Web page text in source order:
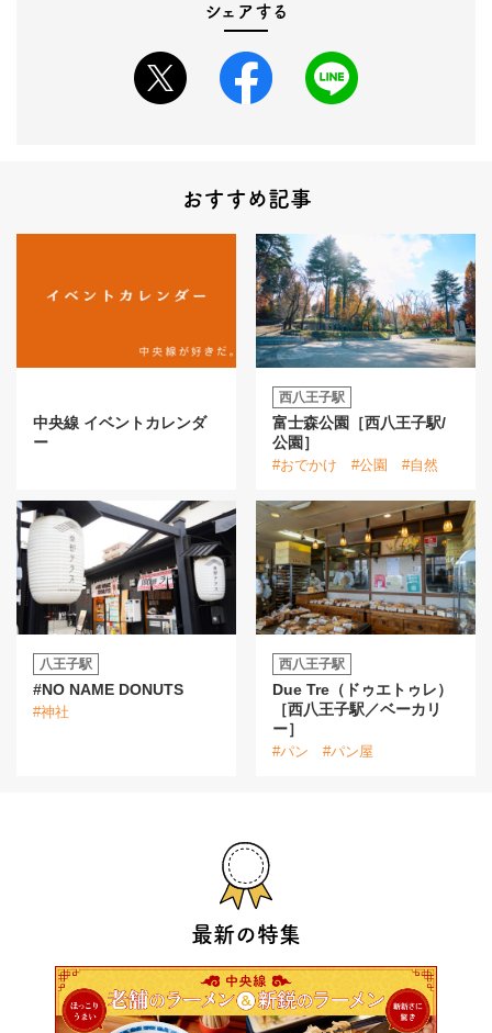
シェアする
最新の特集
おすすめ記事
中央線 イベントカレンダ
ー
西八王子駅
富士森公園［西八王子駅/
公園］
#おでかけ #公園 #自然
八王子駅
#NO NAME DONUTS
#神社
西八王子駅
Due Tre（ドゥエトゥレ）
［西八王子駅／ベーカリ
ー］
#パン #パン屋